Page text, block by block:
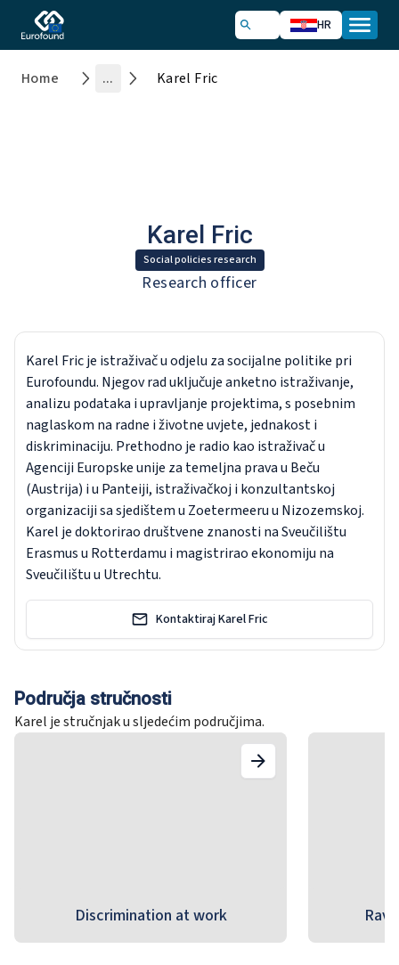
HR
Home ... Karel Fric
Social policies research
Karel Fric
Research officer
Karel Fric je istraživač u odjelu za socijalne politike pri
Eurofoundu. Njegov rad uključuje anketno istraživanje,
analizu podataka i upravljanje projektima, s posebnim
naglaskom na radne i životne uvjete, jednakost i
diskriminaciju. Prethodno je radio kao istraživač u
Agenciji Europske unije za temeljna prava u Beču
(Austrija) i u Panteiji, istraživačkoj i konzultantskoj
organizaciji sa sjedištem u Zoetermeeru u Nizozemskoj.
Karel je doktorirao društvene znanosti na Sveučilištu
Erasmus u Rotterdamu i magistrirao ekonomiju na
Sveučilištu u Utrechtu.
Kontaktiraj Karel Fric
Područja stručnosti
Karel je stručnjak u sljedećim područjima.
Discrimination at work